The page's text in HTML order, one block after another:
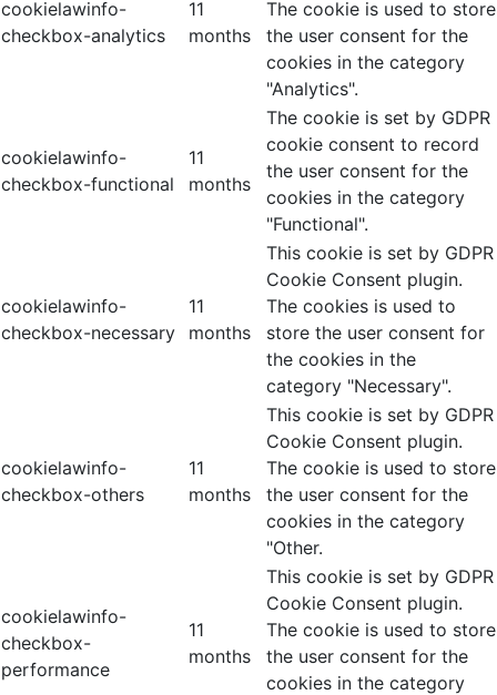
cookielawinfo-
checkbox-analytics
11
months
The cookie is used to store
the user consent for the
cookies in the category
"Analytics".
cookielawinfo-
checkbox-functional
11
months
The cookie is set by GDPR
cookie consent to record
the user consent for the
cookies in the category
"Functional".
cookielawinfo-
checkbox-necessary
11
months
This cookie is set by GDPR
Cookie Consent plugin.
The cookies is used to
store the user consent for
the cookies in the
category "Necessary".
cookielawinfo-
checkbox-others
11
months
This cookie is set by GDPR
Cookie Consent plugin.
The cookie is used to store
the user consent for the
cookies in the category
"Other.
cookielawinfo-
checkbox-
performance
11
months
This cookie is set by GDPR
Cookie Consent plugin.
The cookie is used to store
the user consent for the
cookies in the category